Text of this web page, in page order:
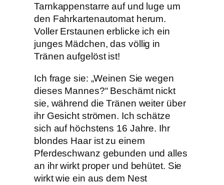
Tarnkappenstarre auf und luge um
den Fahrkartenautomat herum.
Voller Erstaunen erblicke ich ein
junges Mädchen, das völlig in
Tränen aufgelöst ist!
Ich frage sie: „Weinen Sie wegen
dieses Mannes?“ Beschämt nickt
sie, während die Tränen weiter über
ihr Gesicht strömen. Ich schätze
sich auf höchstens 16 Jahre. Ihr
blondes Haar ist zu einem
Pferdeschwanz gebunden und alles
an ihr wirkt proper und behütet. Sie
wirkt wie ein aus dem Nest